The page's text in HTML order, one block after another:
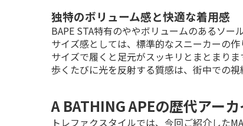
独特のボリューム感と快適な着用感
BAPE STA特有のややボリュームのあるソー
サイズ感としては、標準的なスニーカーの
サイズで履くと足元がスッキリとまとまりま
歩くたびに光を反射する質感は、街中での
A BATHING APEの歴代アー
トレファクスタイルでは、今回ご紹介した